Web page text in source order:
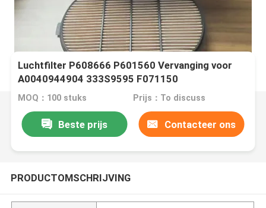
Luchtfilter P608666 P601560 Vervanging voor
A0040944904 333S9595 F071150
MOQ：100 stuks Prijs：To discuss
Beste prijs Contacteer ons
PRODUCTOMSCHRIJVING